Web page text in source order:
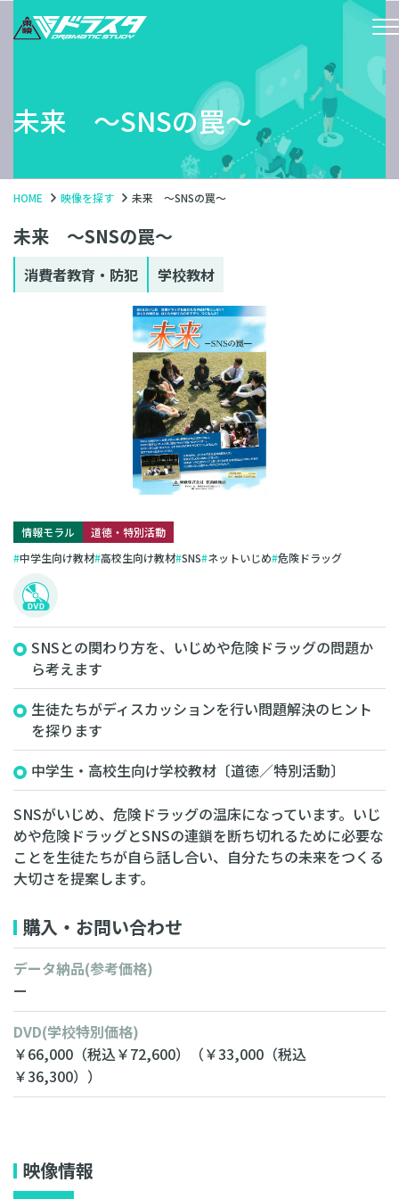
未来 〜SNSの罠〜
HOME 映像を探す 未来 〜SNSの罠〜
未来 〜SNSの罠〜
消費者教育・防犯 学校教材
情報モラル
道徳・特別活動
中学生向け教材 高校生向け教材 SNS ネットいじめ 危険ドラッグ
SNSとの関わり方を、いじめや危険ドラッグの問題か
ら考えます
生徒たちがディスカッションを行い問題解決のヒント
を探ります
中学生・高校生向け学校教材〔道徳／特別活動〕
SNSがいじめ、危険ドラッグの温床になっています。いじ
めや危険ドラッグとSNSの連鎖を断ち切れるために必要な
ことを生徒たちが自ら話し合い、自分たちの未来をつくる
大切さを提案します。
購入・お問い合わせ
データ納品(参考価格)
ー
DVD(学校特別価格)
￥66,000 （税込￥72,600） （￥33,000 （税込
￥36,300））
映像情報